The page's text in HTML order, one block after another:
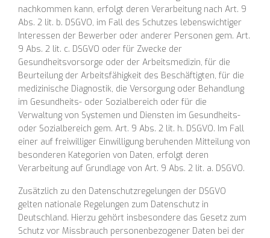
nachkommen kann, erfolgt deren Verarbeitung nach Art. 9
Abs. 2 lit. b. DSGVO, im Fall des Schutzes lebenswichtiger
Interessen der Bewerber oder anderer Personen gem. Art.
9 Abs. 2 lit. c. DSGVO oder für Zwecke der
Gesundheitsvorsorge oder der Arbeitsmedizin, für die
Beurteilung der Arbeitsfähigkeit des Beschäftigten, für die
medizinische Diagnostik, die Versorgung oder Behandlung
im Gesundheits- oder Sozialbereich oder für die
Verwaltung von Systemen und Diensten im Gesundheits-
oder Sozialbereich gem. Art. 9 Abs. 2 lit. h. DSGVO. Im Fall
einer auf freiwilliger Einwilligung beruhenden Mitteilung von
besonderen Kategorien von Daten, erfolgt deren
Verarbeitung auf Grundlage von Art. 9 Abs. 2 lit. a. DSGVO.
Zusätzlich zu den Datenschutzregelungen der DSGVO
gelten nationale Regelungen zum Datenschutz in
Deutschland. Hierzu gehört insbesondere das Gesetz zum
Schutz vor Missbrauch personenbezogener Daten bei der